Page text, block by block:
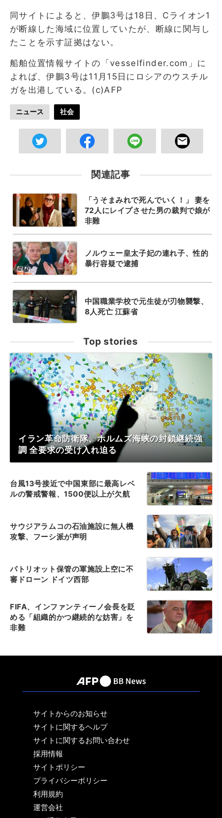
同サイトによると、伊鵬3号は18日、Cライオン1
が断線した海域に位置していたが、断線に関与し
たことを示す証拠はない。
船舶位置情報サイトの「vesselfinder.com」に
よれば、伊鵬3号は11月15日にロシアのウスチル
ガを出港している。(c)AFP
ニュース 社会
関連記事
「うそまみれで死んでいく！」 妻を
72人にレイプさせた男の裁判で娘が
非難
ノルウェー皇太子妃の連れ子、性的
暴行容疑で逮捕
中国職業学校で元生徒が刃物襲撃、
8人死亡 江蘇省
Top stories
イラン革命防衛隊、ホルムズ海峡の封鎖継続強
調 全要求の受け入れ迫る
台風13号接近で中国東部に最高レベ
ルの警戒警報、1500便以上が欠航
サウジアラムコの石油施設に無人機
攻撃、フーシ派が声明
パトリオット保管の軍施設上空に不
審ドローン ドイツ西部
FIFA、インファンティーノ会長を貶
める「組織的かつ継続的な妨害」を
非難
サイトからのお知らせ
サイトに関するヘルプ
サイトに関するお問い合わせ
採用情報
サイトポリシー
プライバシーポリシー
利用規約
運営会社